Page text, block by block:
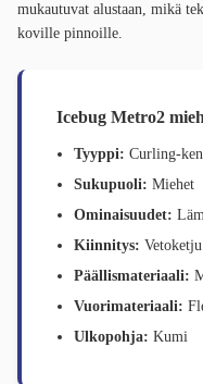
mukautuvat alustaan, mikä
koville pinnoille.
Icebug Metro2
Tyyppi: Curling-
Sukupuoli: Miehet
Ominaisuudet:
Kiinnitys: Vetoketju
Päällismateriaali:
Vuorimateriaali:
Ulkopohja: Kumi